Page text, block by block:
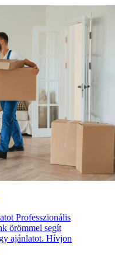
Professzionális
örömmel segít
ajánlatot. Hívjon